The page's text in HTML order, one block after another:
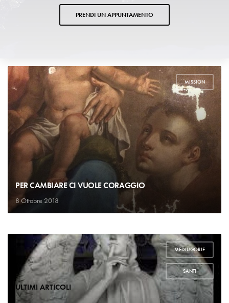
PRENDI UN APPUNTAMENTO
MISSION
PER CAMBIARE CI VUOLE CORAGGIO
8 Ottobre 2018
MEDJUGORJE
,
SANTI
ULTIMI ARTICOLI